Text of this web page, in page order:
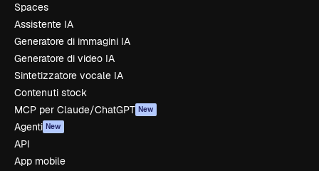
Spaces
Assistente IA
Generatore di immagini IA
Generatore di video IA
Sintetizzatore vocale IA
Contenuti stock
MCP per Claude/ChatGPT New
Agenti New
API
App mobile